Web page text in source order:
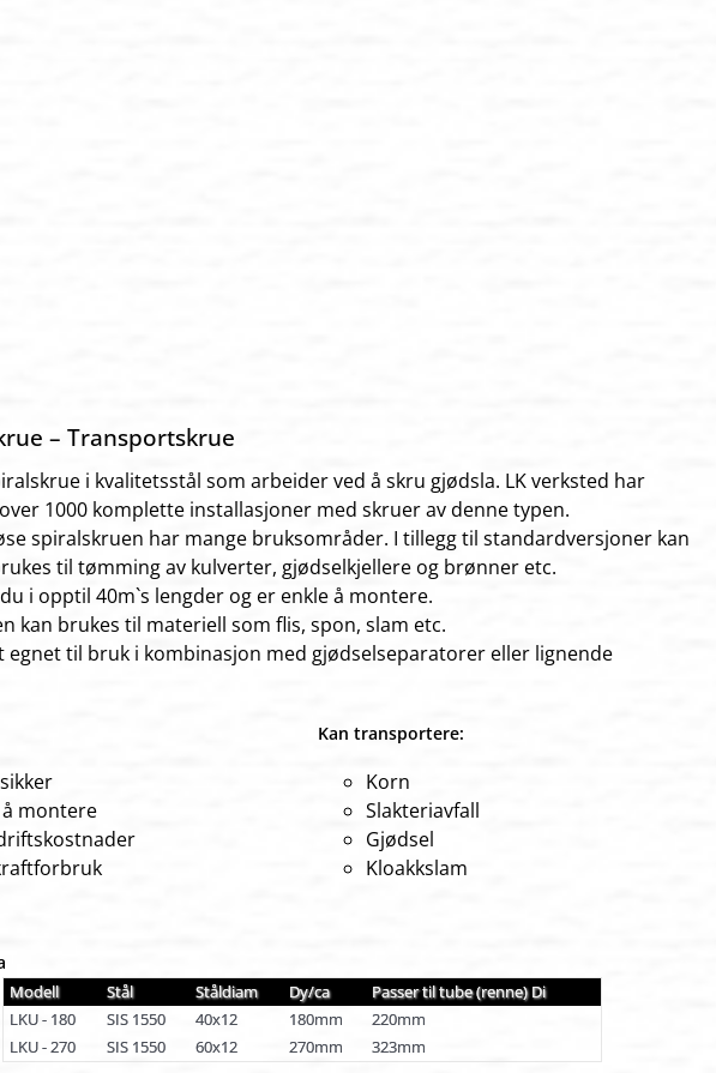
– Transportskrue
i kvalitetsstål som arbeider ved å skru gjødsla. LK verksted har
1000 komplette installasjoner med skruer av denne typen.
spiralskruen har mange bruksområder. I tillegg til standardversjoner kan
til tømming av kulverter, gjødselkjellere og brønner etc.
i opptil 40m`s lengder og er enkle å montere.
kan brukes til materiell som flis, spon, slam etc.
egnet til bruk i kombinasjon med gjødselseparatorer eller lignende
å montere
Kan transportere:
Korn
Slakteriavfall
Gjødsel
Kloakkslam
Modell Stål Ståldiam Dy/ca
Passer til tube (renne) Di
LKU - 180
SIS 1550 40x12 180mm
220mm
LKU - 270
SIS 1550 60x12 270mm 323mm